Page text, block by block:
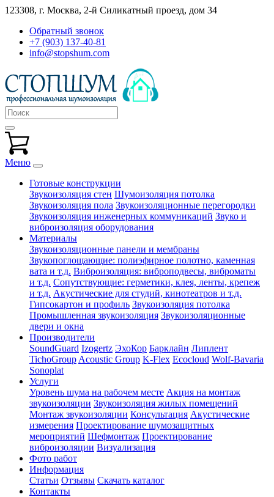
123308, г. Москва, 2-й Силикатный проезд, дом 34
Обратный звонок
+7 (903) 137-40-81
info@stopshum.com
Меню
Готовые конструкции
Звукоизоляция стен Шумоизоляция потолка
Звукоизоляция пола Звукоизоляционные перегородки
Звукоизоляция инженерных коммуникаций Звуко и
виброизоляция оборудования
Материалы
Звукоизоляционные панели и мембраны
Звукопоглощающие: полиэфирное полотно, каменная
вата и т.д. Виброизоляция: виброподвесы, виброматы
и т.д. Сопутствующие: герметики, клея, ленты, крепеж
и т.д. Акустические для студий, кинотеатров и т.д.
Гипсокартон и профиль Звукоизоляция потолка
Промышленная звукоизоляция Звукоизоляционные
двери и окна
Производители
SoundGuard Izogertz ЭхоКор Барклайн Липлент
TichoGroup Acoustic Group K-Flex Ecocloud Wolf-Bavaria
Sonoplat
Услуги
Уровень шума на рабочем месте Акция на монтаж
звукоизоляции Звукоизоляция жилых помещений
Монтаж звукоизоляции Консультация Акустические
измерения Проектирование шумозащитных
мероприятий Шефмонтаж Проектирование
виброизоляции Визуализация
Фото работ
Информация
Статьи Отзывы Скачать каталог
Контакты